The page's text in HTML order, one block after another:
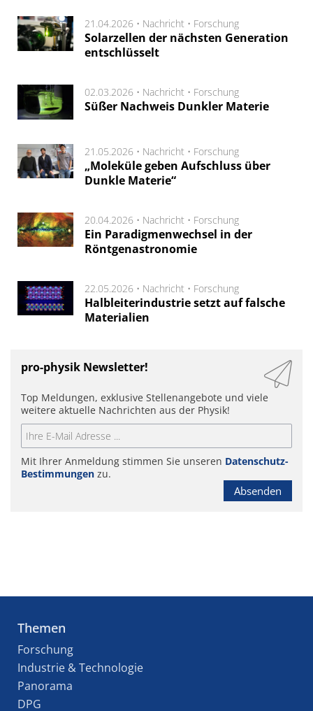
21.04.2026 • Nachricht • Forschung
Solarzellen der nächsten Generation
entschlüsselt
02.03.2026 • Nachricht • Forschung
Süßer Nachweis Dunkler Materie
21.05.2026 • Nachricht • Forschung
„Moleküle geben Aufschluss über
Dunkle Materie“
20.04.2026 • Nachricht • Forschung
Ein Paradigmenwechsel in der
Röntgenastronomie
22.05.2026 • Nachricht • Forschung
Halbleiterindustrie setzt auf falsche
Materialien
pro-physik Newsletter!
Top Meldungen, exklusive Stellenangebote und viele
weitere aktuelle Nachrichten aus der Physik!
Mit Ihrer Anmeldung stimmen Sie unseren Datenschutz-
Bestimmungen zu.
Absenden
Themen
Forschung
Industrie & Technologie
Panorama
DPG